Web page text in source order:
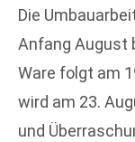
Die
Anfang August
Ware folgt am
wird am 23.
und